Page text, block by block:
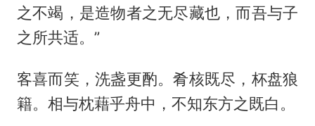
之不竭，是造物者之无尽藏也，而吾与子
之所共适。”
客喜而笑，洗盏更酌。肴核既尽，杯盘狼
籍。相与枕藉乎舟中，不知东方之既白。